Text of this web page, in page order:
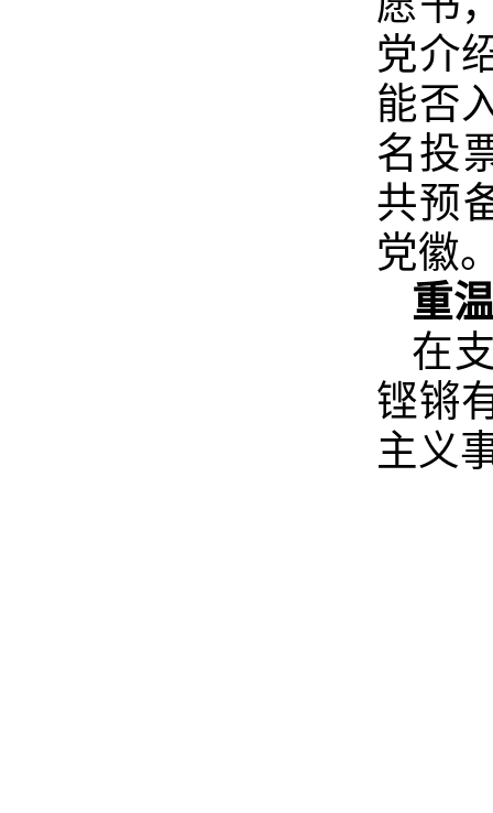
党介
能否
名投
共预
党徽
重
在
铿锵
主义